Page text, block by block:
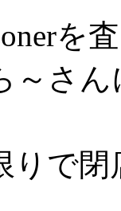
を
～さ
りで